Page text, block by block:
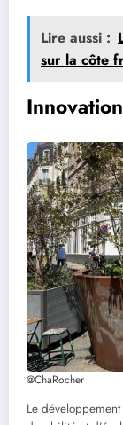
Lire aussi :
sur la côte
@ChaRocher
Le